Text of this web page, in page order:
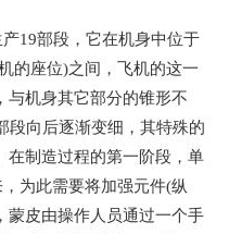
19部段，它在机身中位于
的座位)之间，飞机的这一
与机身其它部分的锥形不
段向后逐渐变细，其特殊的
在制造过程的第一阶段，单
为此需要将加强元件(纵
蒙皮由操作人员通过一个手